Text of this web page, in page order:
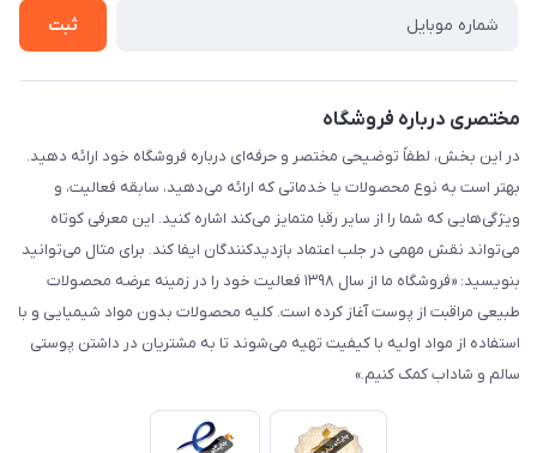
ثبت
مختصری درباره فروشگاه
در این بخش، لطفاً توضیحی مختصر و حرفه‌ای درباره فروشگاه خود ارائه دهید.
بهتر است به نوع محصولات یا خدماتی که ارائه می‌دهید، سابقه فعالیت، و
ویژگی‌هایی که شما را از سایر رقبا متمایز می‌کند اشاره کنید. این معرفی کوتاه
می‌تواند نقش مهمی در جلب اعتماد بازدیدکنندگان ایفا کند. برای مثال می‌توانید
بنویسید: «فروشگاه ما از سال ۱۳۹۸ فعالیت خود را در زمینه عرضه محصولات
طبیعی مراقبت از پوست آغاز کرده است. کلیه محصولات بدون مواد شیمیایی و با
استفاده از مواد اولیه با کیفیت تهیه می‌شوند تا به مشتریان در داشتن پوستی
سالم و شاداب کمک کنیم.»